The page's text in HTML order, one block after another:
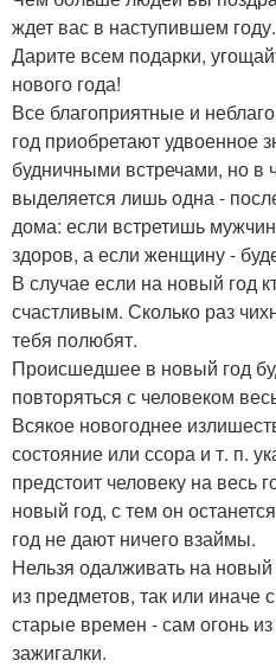
ждет вас в наступившем году.
Дарите всем подарки,
нового года!
Все благоприятные и
год приобретают удвоенное
будничными встречами, но в
выделяется лишь одна -
дома: если встретишь
здоров, а если женщину -
В случае если на новый год
счастливым. Сколько раз
тебя полюбят.
Происшедшее в новый год
повторяться с человеком
Всякое новогоднее
состояние или ссора и т. п.
предстоит человеку на весь
новый год, с тем он
год не дают ничего взаймы.
Нельзя одалживать на
из предметов, так или иначе
старые времен - сам огонь
зажигалки.